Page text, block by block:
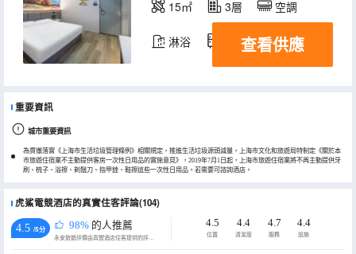
15㎡ 3層 空調
淋浴 冰箱查看供應
重要資訊
城市重要資訊
為貫徹落實《上海市生活垃圾管理條例》相關規定，推進生活垃圾源頭減量，上海市文化和旅遊局特制定《關於本
市旅遊住宿業不主動提供客房一次性日用品的實施意見》，2019年7月1日起，上海市旅遊住宿業將不再主動提供牙
刷、梳子、浴擦、剃鬚刀、指甲銼、鞋擦這些一次性日用品。若需要可諮詢酒店。
虎鯊電競酒店的真實住客評論(104)
4.5 /5分 98% 的人推薦
永安旅遊評價由真實酒店住客提供的評價。
4.5
位置
4.4
清潔度
4.7
服務
4.4
設施